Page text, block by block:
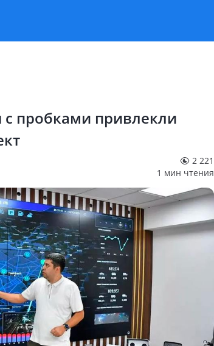
пробками привлекли
2 221
1 мин чтения